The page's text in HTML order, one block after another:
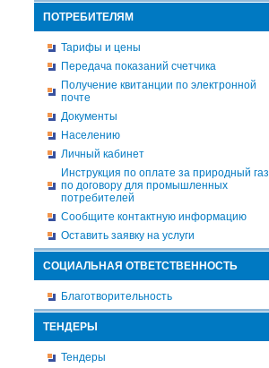
ПОТРЕБИТЕЛЯМ
Тарифы и цены
Передача показаний счетчика
Получение квитанции по электронной
почте
Документы
Населению
Личный кабинет
Инструкция по оплате за природный газ
по договору для промышленных
потребителей
Сообщите контактную информацию
Оставить заявку на услуги
СОЦИАЛЬНАЯ ОТВЕТСТВЕННОСТЬ
Благотворительность
ТЕНДЕРЫ
Тендеры